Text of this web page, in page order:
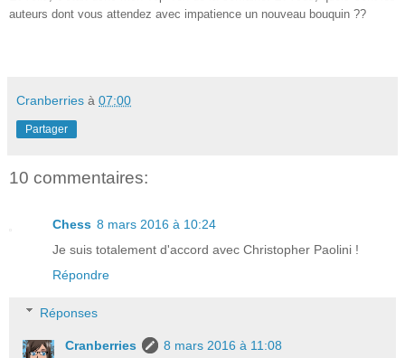
auteurs dont vous attendez avec impatience un nouveau bouquin ??
Cranberries à 07:00
Partager
10 commentaires:
Chess 8 mars 2016 à 10:24
Je suis totalement d'accord avec Christopher Paolini !
Répondre
Réponses
Cranberries
8 mars 2016 à 11:08